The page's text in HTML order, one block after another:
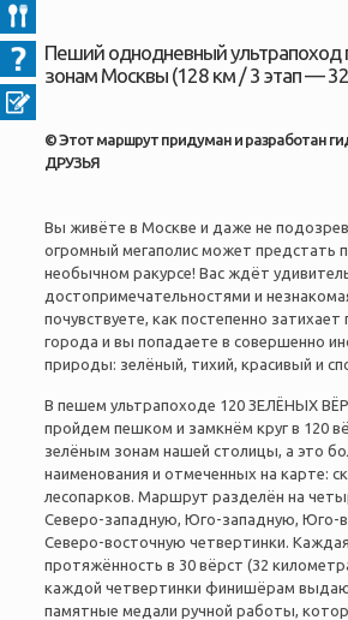
Пеший однодневный ультрапоход
зонам Москвы (128 км / 3 этап—
© Этот маршрут придуман и разработан
ДРУЗЬЯ
Вы живёте в Москве и даже не
огромный мегаполис может предстать
необычном ракурсе! Вас ждёт
достопримечательностями и
почувствуете, как постепенно затихает
города и вы попадаете в совершенно
природы: зелёный, тихий, красивый и
В пешем ультрапоходе 120 ЗЕЛЁНЫХ
пройдем пешком и замкнём круг в 120
зелёным зонам нашей столицы, а это
наименования и отмеченных на карте:
лесопарков. Маршрут разделён на
Северо-западную, Юго-западную, Юго-
Северо-восточную четвертинки.
протяжённость в 30 вёрст (32
каждой четвертинки финишёрам
памятные медали ручной работы,